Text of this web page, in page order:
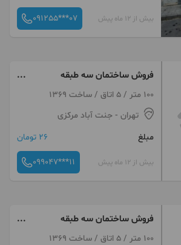
بیش از 12 ماه پیش 091255***07
فروش ساختمان سه طبقه
مسکونی100 متر / 5 اتاق / ساخت 1369
تهران - جنت آباد مرکزی
مبلغ
26 تومان
بیش از 12 ماه پیش 099047***11
فروش ساختمان سه طبقه
مسکونی کلنگی100 متر / 5 اتاق / ساخت 1369